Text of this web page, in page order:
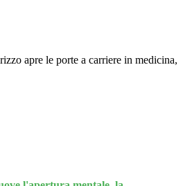
apre le porte a carriere in medicina,